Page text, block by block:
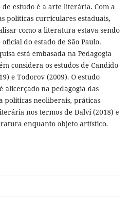
de estudo é a arte literária. Com a
políticas curriculares estaduais,
como a literatura estava sendo
do estado de São Paulo.
está embasada na Pedagogia
considera os estudos de Candido
e Todorov (2009). O estudo
alicerçado na pedagogia das
políticas neoliberais, práticas
nos termos de Dalvi (2018) e
enquanto objeto artístico.